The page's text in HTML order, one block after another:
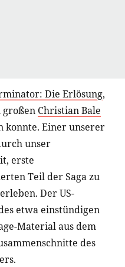
Die Erlösung,
großen Christian Bale
konnte. Einer unserer
unser
erste
Teil der Saga zu
Der US-
etwa einstündigen
Material aus dem
des